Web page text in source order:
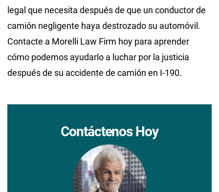
legal que necesita después de que un conductor de
camión negligente haya destrozado su automóvil.
Contacte a Morelli Law Firm hoy para aprender
cómo podemos ayudarlo a luchar por la justicia
después de su accidente de camión en I-190.
Contáctenos Hoy